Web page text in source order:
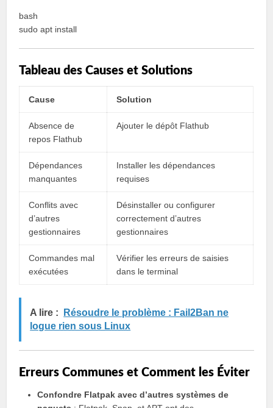
bash
sudo apt install
Tableau des Causes et Solutions
Cause Solution
Absence de
repos Flathub
Ajouter le dépôt Flathub
Dépendances
manquantes
Installer les dépendances
requises
Conflits avec
d’autres
gestionnaires
Désinstaller ou configurer
correctement d’autres
gestionnaires
Commandes mal
exécutées
Vérifier les erreurs de saisies
dans le terminal
A lire :
Résoudre le problème : Fail2Ban ne
logue rien sous Linux
Erreurs Communes et Comment les Éviter
Confondre Flatpak avec d’autres systèmes de